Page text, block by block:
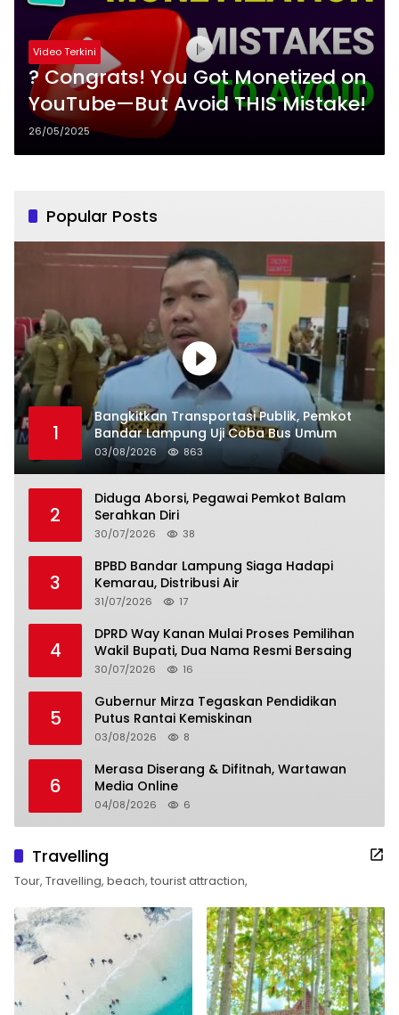
Video Terkini
? Congrats! You Got Monetized on
YouTube—But Avoid THIS Mistake!
26/05/2025
Popular Posts
1
Bangkitkan Transportasi Publik, Pemkot
Bandar Lampung Uji Coba Bus Umum
03/08/2026 863
2
Diduga Aborsi, Pegawai Pemkot Balam
Serahkan Diri
30/07/2026 38
3
BPBD Bandar Lampung Siaga Hadapi
Kemarau, Distribusi Air
31/07/2026 17
4
DPRD Way Kanan Mulai Proses Pemilihan
Wakil Bupati, Dua Nama Resmi Bersaing
30/07/2026 16
5
Gubernur Mirza Tegaskan Pendidikan
Putus Rantai Kemiskinan
03/08/2026 8
6
Merasa Diserang & Difitnah, Wartawan
Media Online
04/08/2026 6
Travelling
Tour, Travelling, beach, tourist attraction,